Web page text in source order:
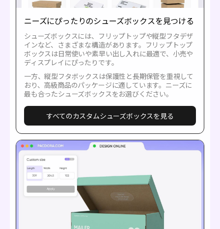
ニーズにぴったりのシューズボックスを見つける
シューズボックスには、フリップトップや縦型フタデザ
インなど、さまざまな構造があります。フリップトップ
ボックスは日常使いや素早い出し入れに最適で、小売や
ディスプレイにぴったりです。
一方、縦型フタボックスは保護性と長期保管を重視して
おり、高級商品のパッケージに適しています。ニーズに
最も合ったシューズボックスをお選びください。
すべてのカスタムシューズボックスを見る